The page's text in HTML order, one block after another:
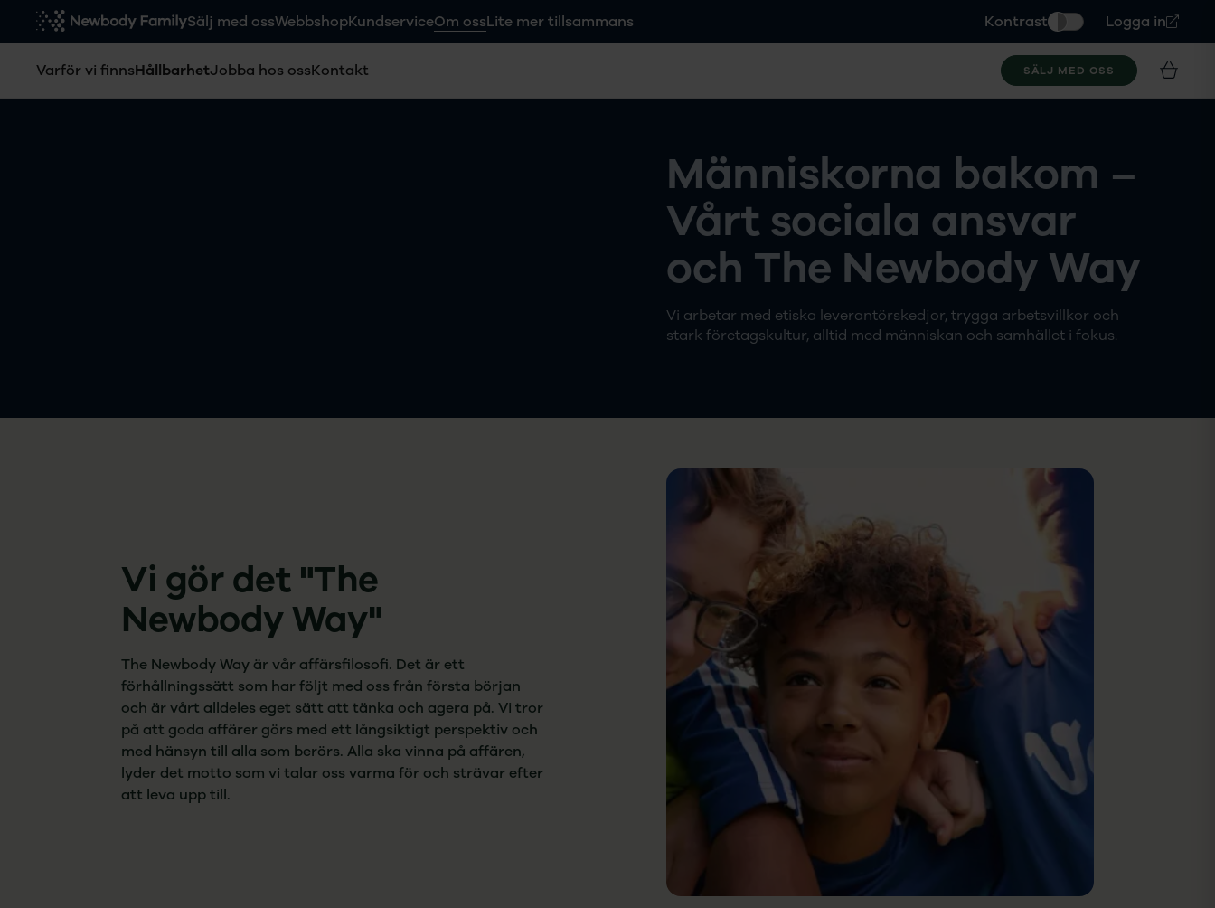
Sälj med ossWebbshopKundserviceOm ossLite mer tillsammans Kontrast Logga in
Varför vi finnsHållbarhetJobba hos ossKontakt SÄLJ MED OSS
Människorna bakom –
Vårt sociala ansvar
och The Newbody Way
Vi arbetar med etiska leverantörskedjor, trygga arbetsvillkor och
stark företagskultur, alltid med människan och samhället i fokus.
Vi gör det "The
Newbody Way"
The Newbody Way är vår affärsfilosofi. Det är ett
förhållningssätt som har följt med oss från första början
och är vårt alldeles eget sätt att tänka och agera på. Vi tror
på att goda affärer görs med ett långsiktigt perspektiv och
med hänsyn till alla som berörs. Alla ska vinna på affären,
lyder det motto som vi talar oss varma för och strävar efter
att leva upp till.